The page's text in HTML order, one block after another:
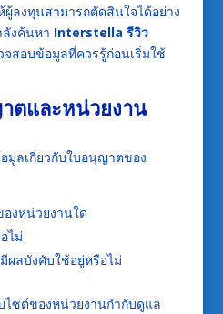
ลงทุนสามารถตัดสินใจได้อย่าง
งค้นหา Interstella รีวิว
สอบข้อมูลที่ควรรู้ก่อนเริ่มใช้
ตและหน่วยงาน
มูลเกี่ยวกับใบอนุญาตของ
งหน่วยงานใด
ไม่
ผลบังคับใช้อยู่หรือไม่
ไซต์ของหน่วยงานกำกับดูแล